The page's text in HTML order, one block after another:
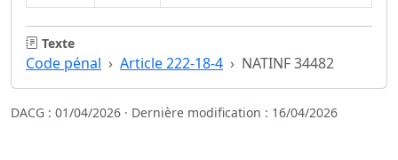
Texte
Code pénal Article 222-18-4 NATINF 34482
DACG : 01/04/2026 · Dernière modification : 16/04/2026